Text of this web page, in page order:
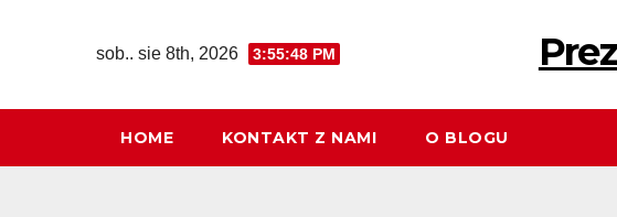
sob.. sie 8th, 2026 3:55:49 PM
HOME KONTAKT Z NAMI O BLOGU